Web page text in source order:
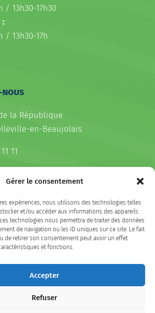
Gérer le consentement
expériences, nous utilisons des technologies telles
et/ou accéder aux informations des appareils.
technologies nous permettra de traiter des données
de navigation ou les ID uniques sur ce site. Le fait
de retirer son consentement peut avoir un effet
et fonctions.
Accepter
Refuser
/ 13h30-17h30
:
/ 13h30-17h
NOUS
la République
en-Beaujolais
11
NOUS
l'appli Belleville
votre smartphone
Instagram